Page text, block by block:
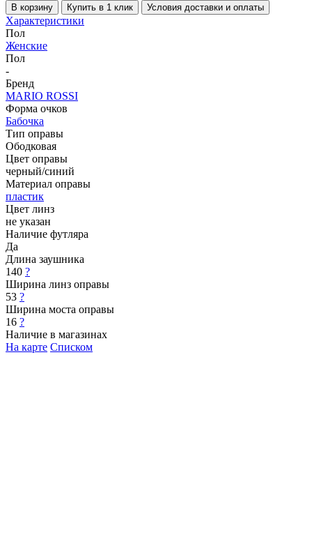
В корзину Купить в 1 клик Условия доставки и оплаты
Характеристики
Пол
Женские
Пол
-
Бренд
MARIO ROSSI
Форма очков
Бабочка
Тип оправы
Ободковая
Цвет оправы
черный/синий
Материал оправы
пластик
Цвет линз
не указан
Наличие футляра
Да
Длина заушника
140 ?
Ширина линз оправы
53 ?
Ширина моста оправы
16 ?
Наличие в магазинах
На карте Списком